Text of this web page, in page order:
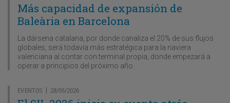
Más capacidad de expansión de
Baleària en Barcelona
La dársena catalana, por donde canaliza el 20% de sus flujos
globales, será todavía más estratégica para la naviera
valenciana al contar con terminal propia, donde empezará a
operar a principios del próximo año.
EVENTOS | 28/05/2026